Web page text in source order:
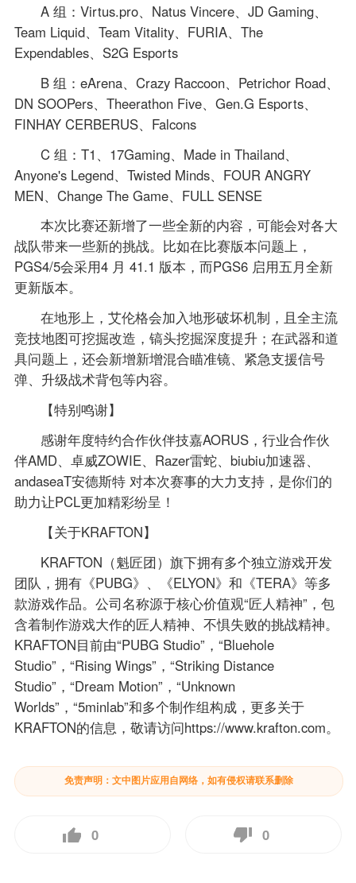
A 组：Virtus.pro、Natus Vincere、JD Gaming、
Team Liquid、Team Vitality、FURIA、The
Expendables、S2G Esports
B 组：eArena、Crazy Raccoon、Petrichor Road、
DN SOOPers、Theerathon Five、Gen.G Esports、
FINHAY CERBERUS、Falcons
C 组：T1、17Gaming、Made in Thailand、
Anyone's Legend、Twisted Minds、FOUR ANGRY
MEN、Change The Game、FULL SENSE
本次比赛还新增了一些全新的内容，可能会对各大
战队带来一些新的挑战。比如在比赛版本问题上，
PGS4/5会采用4 月 41.1 版本，而PGS6 启用五月全新
更新版本。
在地形上，艾伦格会加入地形破坏机制，且全主流
竞技地图可挖掘改造，镐头挖掘深度提升；在武器和道
具问题上，还会新增新增混合瞄准镜、紧急支援信号
弹、升级战术背包等内容。
【特别鸣谢】
感谢年度特约合作伙伴技嘉AORUS，行业合作伙
伴AMD、卓威ZOWIE、Razer雷蛇、biubiu加速器、
andaseaT安德斯特 对本次赛事的大力支持，是你们的
助力让PCL更加精彩纷呈！
【关于KRAFTON】
KRAFTON（魁匠团）旗下拥有多个独立游戏开发
团队，拥有《PUBG》、《ELYON》和《TERA》等多
款游戏作品。公司名称源于核心价值观“匠人精神”，包
含着制作游戏大作的匠人精神、不惧失败的挑战精神。
KRAFTON目前由“PUBG Studio”，“Bluehole
Studio”，“Rising Wings”，“Striking Distance
Studio”，“Dream Motion”，“Unknown
Worlds”，“5minlab”和多个制作组构成，更多关于
KRAFTON的信息，敬请访问https://www.krafton.com。
免责声明：文中图片应用自网络，如有侵权请联系删除
0 0